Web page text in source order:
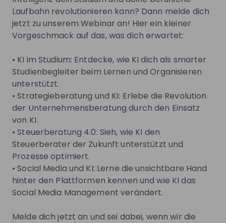
Transactions an. Unterstützt durch fundiertes
Branchenwissen, ein global verbundenes,
multidisziplinäres Netzwerk und vielfältige
Dienstleistungen in mehr als 150 Ländern und
Regionen an.
Ihr möchtet Teil unseres EY-Netzwerks sein,
regelmäßig Karriere-News, Hot Jobs oder
Einladungen zu Karriere-Events erhalten? Dann
meldet euch in unsererEY Talent Community
freuen uns auf euch!
Werdet Teil unseres Teams! Besucht unser
Jobportalund bewerbt euch noch heute.
Informiert euch auch auf unserem
oder auf unseren Social-Media-Kanälen:
Laufbahn revolutionieren kann? Dann melde dich
jetzt zu unserem Webinar an! Hier ein kleiner
Vorgeschmack auf das, was dich erwartet:
• KI im Studium: Entdecke, wie KI dich als smarter
Studienbegleiter beim Lernen und Organisieren
unterstützt.
• Strategieberatung und KI: Erlebe die Revolution
der Unternehmensberatung durch den Einsatz
von KI.
• Steuerberatung 4.0: Sieh, wie KI den
Steuerberater der Zukunft unterstützt und
Prozesse optimiert.
• Social Media und KI: Lerne die unsichtbare Hand
hinter den Plattformen kennen und wie KI das
Social Media Management verändert.
Melde dich jetzt an und sei dabei, wenn wir die